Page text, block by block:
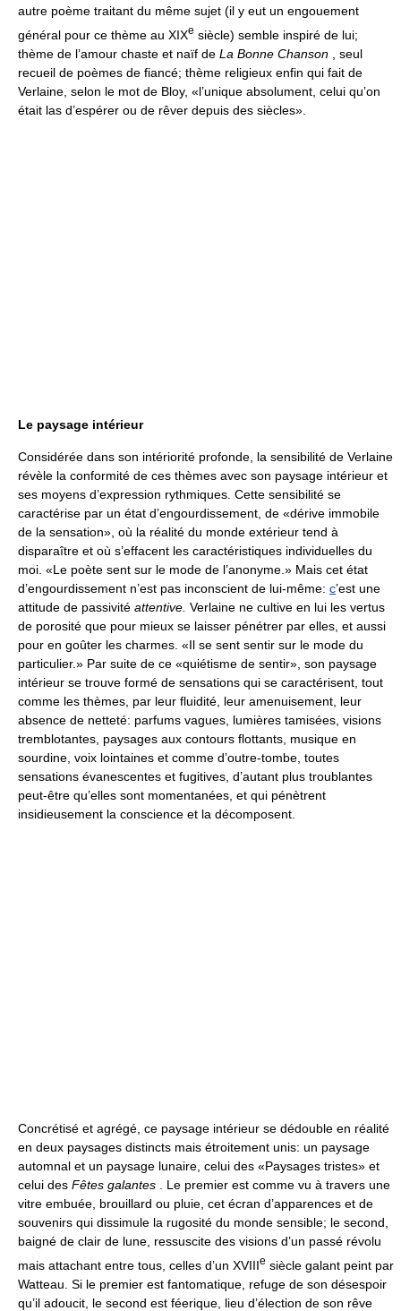
autre poème traitant du même sujet (il y eut un engouement
général pour ce thème au XIXe siècle) semble inspiré de lui;
thème de l’amour chaste et naïf de La Bonne Chanson , seul
recueil de poèmes de fiancé; thème religieux enfin qui fait de
Verlaine, selon le mot de Bloy, «l’unique absolument, celui qu’on
était las d’espérer ou de rêver depuis des siècles».
Le paysage intérieur
Considérée dans son intériorité profonde, la sensibilité de Verlaine
révèle la conformité de ces thèmes avec son paysage intérieur et
ses moyens d’expression rythmiques. Cette sensibilité se
caractérise par un état d’engourdissement, de «dérive immobile
de la sensation», où la réalité du monde extérieur tend à
disparaître et où s’effacent les caractéristiques individuelles du
moi. «Le poète sent sur le mode de l’anonyme.» Mais cet état
d’engourdissement n’est pas inconscient de lui-même: c’est une
attitude de passivité attentive. Verlaine ne cultive en lui les vertus
de porosité que pour mieux se laisser pénétrer par elles, et aussi
pour en goûter les charmes. «Il se sent sentir sur le mode du
particulier.» Par suite de ce «quiétisme de sentir», son paysage
intérieur se trouve formé de sensations qui se caractérisent, tout
comme les thèmes, par leur fluidité, leur amenuisement, leur
absence de netteté: parfums vagues, lumières tamisées, visions
tremblotantes, paysages aux contours flottants, musique en
sourdine, voix lointaines et comme d’outre-tombe, toutes
sensations évanescentes et fugitives, d’autant plus troublantes
peut-être qu’elles sont momentanées, et qui pénètrent
insidieusement la conscience et la décomposent.
Concrétisé et agrégé, ce paysage intérieur se dédouble en réalité
en deux paysages distincts mais étroitement unis: un paysage
automnal et un paysage lunaire, celui des «Paysages tristes» et
celui des Fêtes galantes . Le premier est comme vu à travers une
vitre embuée, brouillard ou pluie, cet écran d’apparences et de
souvenirs qui dissimule la rugosité du monde sensible; le second,
baigné de clair de lune, ressuscite des visions d’un passé révolu
mais attachant entre tous, celles d’un XVIIIe siècle galant peint par
Watteau. Si le premier est fantomatique, refuge de son désespoir
qu’il adoucit, le second est féerique, lieu d’élection de son rêve